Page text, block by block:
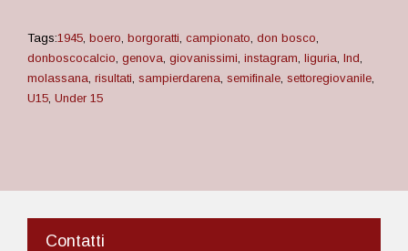
Tags:1945, boero, borgoratti, campionato, don bosco,
donboscocalcio, genova, giovanissimi, instagram, liguria, lnd,
molassana, risultati, sampierdarena, semifinale, settoregiovanile,
U15, Under 15
Contatti